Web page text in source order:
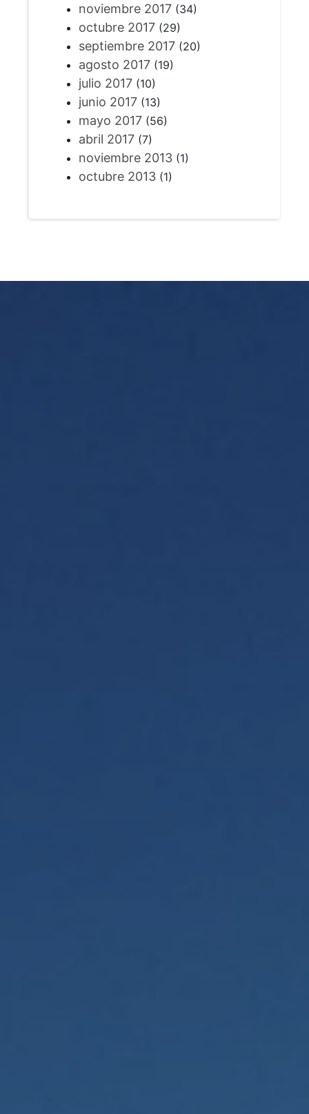
noviembre 2017(34)
octubre 2017(29)
septiembre 2017(20)
agosto 2017(19)
julio 2017(10)
junio 2017(13)
mayo 2017(56)
abril 2017(7)
noviembre 2013(1)
octubre 2013(1)